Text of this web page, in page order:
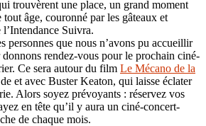
trouvèrent une place, un grand moment
âge, couronné par les gâteaux et
Suivra.
personnes que nous n’avons pu accueillir
rendez-vous pour le prochain ciné-
Ce sera autour du film Le Mécano de la
et avec Buster Keaton, qui laisse éclater
Alors soyez prévoyants : réservez vos
en tête qu’il y aura un ciné-concert-
de chaque mois.